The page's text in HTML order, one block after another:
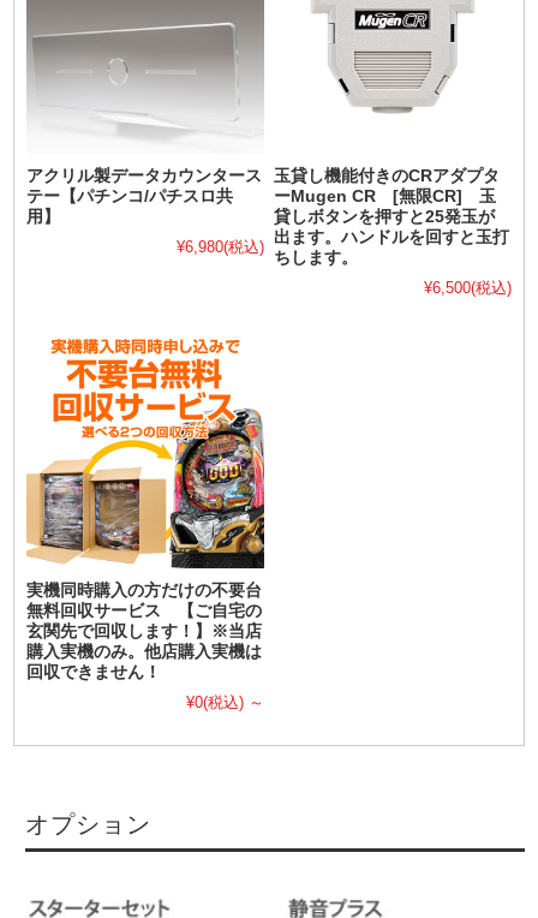
アクリル製データカウンタース
テー【パチンコ/パチスロ共
用】
¥6,980(税込)
玉貸し機能付きのCRアダプタ
ーMugen CR [無限CR] 玉
貸しボタンを押すと25発玉が
出ます。ハンドルを回すと玉打
ちします。
¥6,500(税込)
実機同時購入の方だけの不要台
無料回収サービス 【ご自宅の
玄関先で回収します！】※当店
購入実機のみ。他店購入実機は
回収できません！
¥0(税込) ～
オプション